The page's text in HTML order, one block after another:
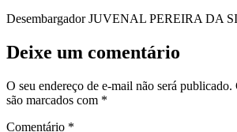
Desembargador JUVENAL PEREIRA DA
Deixe um comentário
O seu endereço de e-mail não será publicado.
são marcados com *
Comentário *